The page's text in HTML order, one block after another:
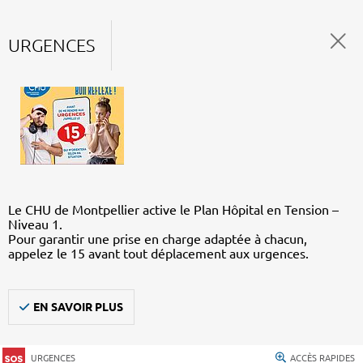
URGENCES
Le CHU de Montpellier active le Plan Hôpital en Tension –
Niveau 1.
Pour garantir une prise en charge adaptée à chacun,
appelez le 15 avant tout déplacement aux urgences.
EN SAVOIR PLUS
URGENCES ACCÈS RAPIDES